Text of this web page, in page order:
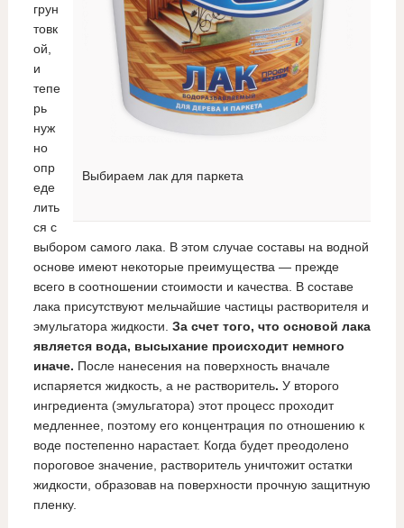
Выбираем лак для паркета
грун
товк
ой,
и
тепе
рь
нуж
но
опр
еде
лить
ся с
выбором самого лака. В этом случае составы на водной
основе имеют некоторые преимущества — прежде
всего в соотношении стоимости и качества. В составе
лака присутствуют мельчайшие частицы растворителя и
эмульгатора жидкости. За счет того, что основой лака
является вода, высыхание происходит немного
иначе. После нанесения на поверхность вначале
испаряется жидкость, а не растворитель. У второго
ингредиента (эмульгатора) этот процесс проходит
медленнее, поэтому его концентрация по отношению к
воде постепенно нарастает. Когда будет преодолено
пороговое значение, растворитель уничтожит остатки
жидкости, образовав на поверхности прочную защитную
пленку.